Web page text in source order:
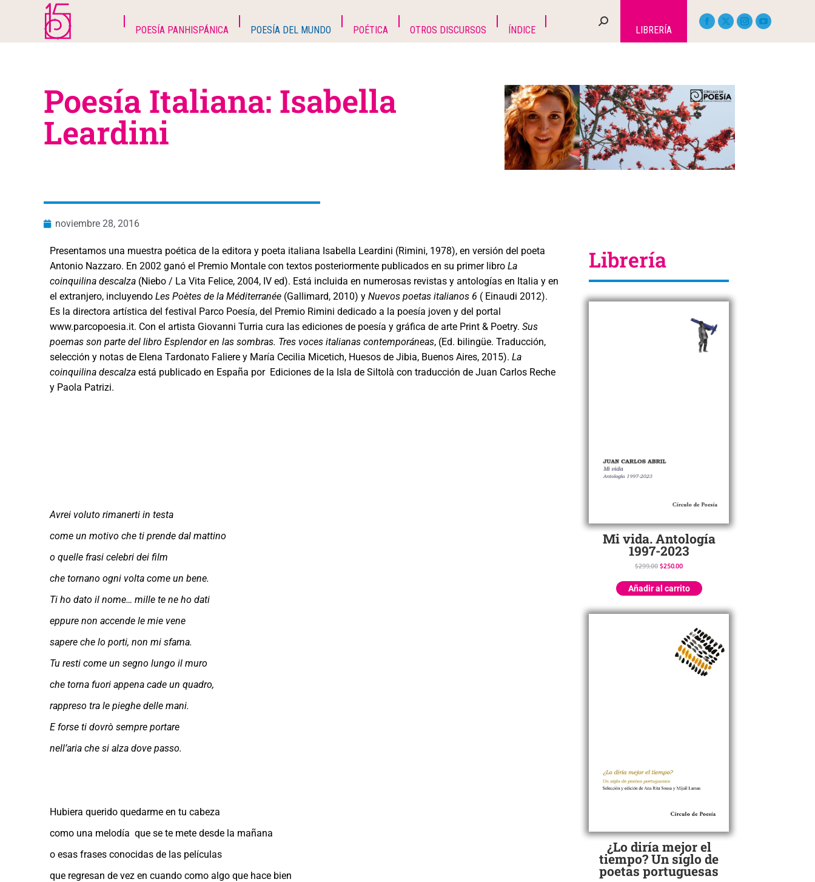
POESÍA PANHISPÁNICA POESÍA DEL MUNDO POÉTICA OTROS DISCURSOS ÍNDICE LIBRERÍA
Poesía Italiana: Isabella
Leardini
noviembre 28, 2016
Presentamos una muestra poética de la editora y poeta italiana Isabella Leardini (Rimini, 1978), en versión del poeta
Antonio Nazzaro. En 2002 ganó el Premio Montale con textos posteriormente publicados en su primer libro La
coinquilina descalza (Niebo / La Vita Felice, 2004, IV ed). Está incluida en numerosas revistas y antologías en Italia y en
el extranjero, incluyendo Les Poètes de la Méditerranée (Gallimard, 2010) y Nuevos poetas italianos 6 ( Einaudi 2012).
Es la directora artística del festival Parco Poesía, del Premio Rimini dedicado a la poesía joven y del portal
www.parcopoesia.it. Con el artista Giovanni Turria cura las ediciones de poesía y gráfica de arte Print & Poetry. Sus
poemas son parte del libro Esplendor en las sombras. Tres voces italianas contemporáneas, (Ed. bilingüe. Traducción,
selección y notas de Elena Tardonato Faliere y María Cecilia Micetich, Huesos de Jibia, Buenos Aires, 2015). La
coinquilina descalza está publicado en España por Ediciones de la Isla de Siltolà con traducción de Juan Carlos Reche
y Paola Patrizi.
Avrei voluto rimanerti in testa
come un motivo che ti prende dal mattino
o quelle frasi celebri dei film
che tornano ogni volta come un bene.
Ti ho dato il nome… mille te ne ho dati
eppure non accende le mie vene
sapere che lo porti, non mi sfama.
Tu resti come un segno lungo il muro
che torna fuori appena cade un quadro,
rappreso tra le pieghe delle mani.
E forse ti dovrò sempre portare
nell’aria che si alza dove passo.
Hubiera querido quedarme en tu cabeza
como una melodía que se te mete desde la mañana
o esas frases conocidas de las películas
que regresan de vez en cuando como algo que hace bien
Librería
Mi vida. Antología
1997-2023
$299.00 $250.00
Añadir al carrito
¿Lo diría mejor el
tiempo? Un siglo de
poetas portuguesas